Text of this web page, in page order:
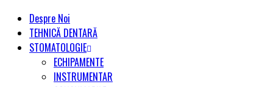
Despre Noi
TEHNICĂ DENTARĂ
STOMATOLOGIE
ECHIPAMENTE
INSTRUMENTAR